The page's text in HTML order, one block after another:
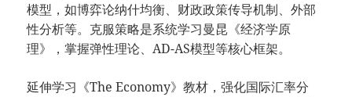
模型，如博弈论纳什均衡、财政政策传导机制、外部
性分析等。克服策略是系统学习曼昆《经济学原
理》，掌握弹性理论、AD-AS模型等核心框架。
延伸学习《The Economy》教材，强化国际汇率分